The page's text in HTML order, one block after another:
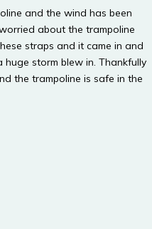
and the wind has been
about the trampoline
straps and it came in and
storm blew in. Thankfully
the trampoline is safe in the